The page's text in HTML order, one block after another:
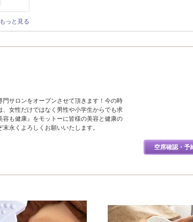
っと見る
サロンをオープンさせて頂きます！今の時
女性だけではなく男性や小学生からでも求
も健康』をモットーに皆様の美容と健康の
永くよろしくお願いいたします。
空席確認・予